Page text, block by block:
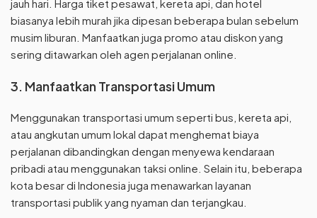
jauh hari. Harga tiket pesawat, kereta api, dan hotel
biasanya lebih murah jika dipesan beberapa bulan sebelum
musim liburan. Manfaatkan juga promo atau diskon yang
sering ditawarkan oleh agen perjalanan online.
3. Manfaatkan Transportasi Umum
Menggunakan transportasi umum seperti bus, kereta api,
atau angkutan umum lokal dapat menghemat biaya
perjalanan dibandingkan dengan menyewa kendaraan
pribadi atau menggunakan taksi online. Selain itu, beberapa
kota besar di Indonesia juga menawarkan layanan
transportasi publik yang nyaman dan terjangkau.